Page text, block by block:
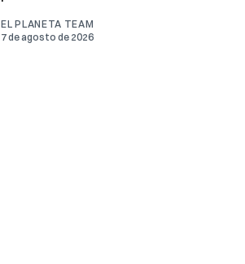
EL PLANETA TEAM
7 de agosto de 2026